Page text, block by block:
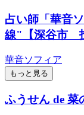
占い師「華音
線"【深谷市
華音ソフィア
もっと見る
ふうせん de 菜